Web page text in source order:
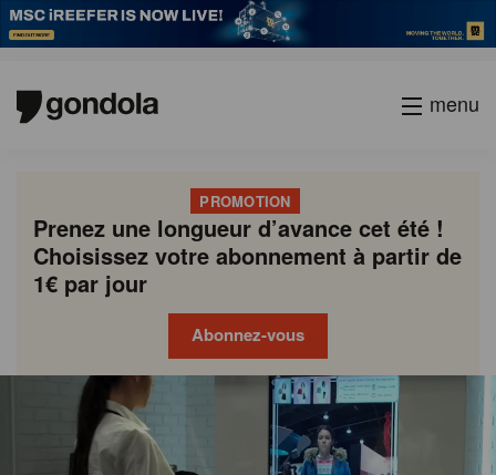
menu
PROMOTION
Prenez une longueur d’avance cet été !
Choisissez votre abonnement à partir de
1€ par jour
Abonnez-vous